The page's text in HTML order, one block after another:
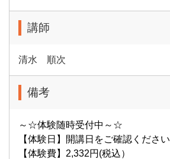
講師
清水 順次
備考
～☆体験随時受付中～☆
【体験日】開講日をご確認ください
【体験費】2,332円(税込）